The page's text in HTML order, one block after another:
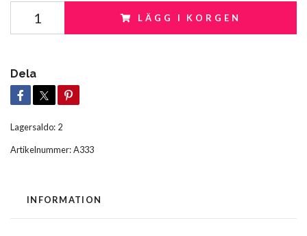
LÄGG I KORGEN
Dela
Lagersaldo: 2
Artikelnummer:A333
INFORMATION